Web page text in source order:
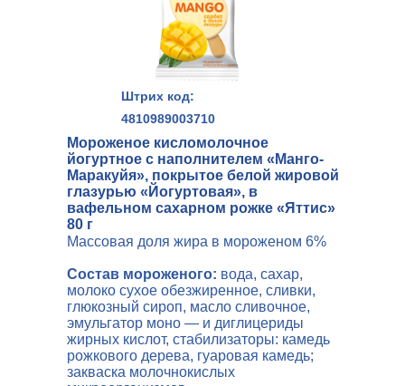
Штрих код:
4810989003710
Мороженое кисломолочное
йогуртное с наполнителем «Манго-
Маракуйя», покрытое белой жировой
глазурью «Йогуртовая», в
вафельном сахарном рожке «Яттис»
80 г
Массовая доля жира в мороженом 6%
Состав мороженого: вода, сахар,
молоко сухое обезжиренное, сливки,
глюкозный сироп, масло сливочное,
эмульгатор моно — и диглицериды
жирных кислот, стабилизаторы: камедь
рожкового дерева, гуаровая камедь;
закваска молочнокислых